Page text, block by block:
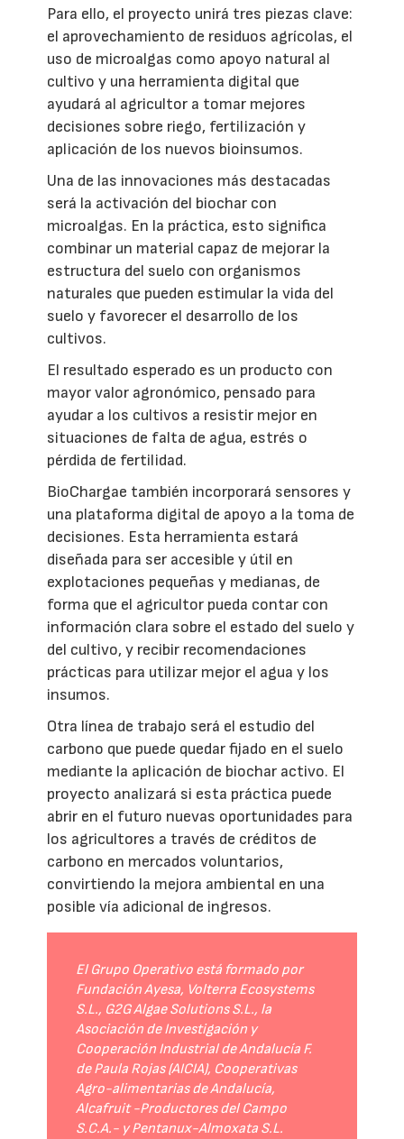
Para ello, el proyecto unirá tres piezas clave:
el aprovechamiento de residuos agrícolas, el
uso de microalgas como apoyo natural al
cultivo y una herramienta digital que
ayudará al agricultor a tomar mejores
decisiones sobre riego, fertilización y
aplicación de los nuevos bioinsumos.
Una de las innovaciones más destacadas
será la activación del biochar con
microalgas. En la práctica, esto significa
combinar un material capaz de mejorar la
estructura del suelo con organismos
naturales que pueden estimular la vida del
suelo y favorecer el desarrollo de los
cultivos.
El resultado esperado es un producto con
mayor valor agronómico, pensado para
ayudar a los cultivos a resistir mejor en
situaciones de falta de agua, estrés o
pérdida de fertilidad.
BioChargae también incorporará sensores y
una plataforma digital de apoyo a la toma de
decisiones. Esta herramienta estará
diseñada para ser accesible y útil en
explotaciones pequeñas y medianas, de
forma que el agricultor pueda contar con
información clara sobre el estado del suelo y
del cultivo, y recibir recomendaciones
prácticas para utilizar mejor el agua y los
insumos.
Otra línea de trabajo será el estudio del
carbono que puede quedar fijado en el suelo
mediante la aplicación de biochar activo. El
proyecto analizará si esta práctica puede
abrir en el futuro nuevas oportunidades para
los agricultores a través de créditos de
carbono en mercados voluntarios,
convirtiendo la mejora ambiental en una
posible vía adicional de ingresos.
El Grupo Operativo está formado por
Fundación Ayesa, Volterra Ecosystems
S.L., G2G Algae Solutions S.L., la
Asociación de Investigación y
Cooperación Industrial de Andalucía F.
de Paula Rojas (AICIA), Cooperativas
Agro-alimentarias de Andalucía,
Alcafruit -Productores del Campo
S.C.A.- y Pentanux-Almoxata S.L.